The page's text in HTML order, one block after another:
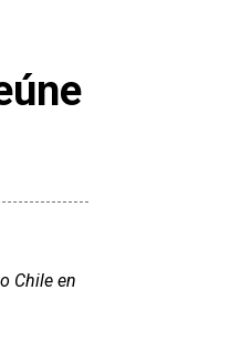
Chile en